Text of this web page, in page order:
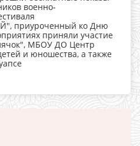
военно-
приуроченный ко Дню
приняли участие
МБОУ ДО Центр
и юношества, а также